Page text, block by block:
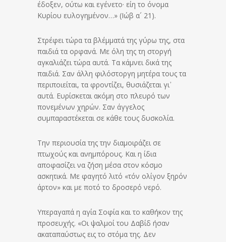
έδοξεν, ούτω και εγένετο· είη το όνομα
Κυρίου ευλογημένον…» (Ιώβ α´ 21).
Στρέφει τώρα τα βλέμματά της γύρω της, στα
παιδιά τα ορφανά. Με όλη της τη στοργή
αγκαλιάζει τώρα αυτά. Τα κάμνει δικά της
παιδιά. Σαν άλλη φιλόστοργη μητέρα τους τα
περιποιείται, τα φροντίζει, θυσιάζεται γι᾽
αυτά. Ευρίσκεται ακόμη στο πλευρό των
πονεμένων χηρών. Σαν άγγελος
συμπαραστέκεται σε κάθε τους δυσκολία.
Την περιουσία της την διαμοιράζει σε
πτωχούς και ανημπόρους. Και η ίδια
αποφασίζει να ζήση μέσα στον κόσμο
ασκητικά. Με φαγητό λιτό «τόν ολίγον ξηρόν
άρτον» και με ποτό το δροσερό νερό.
Υπεραγαπά η αγία Σοφία και το καθήκον της
προσευχής. «Οι ψαλμοί του Δαβίδ ήσαν
ακαταπαύστως εις το στόμα της. Δεν